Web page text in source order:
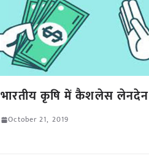
भारतीय कृषि में कैशलेस लेनदेन
October 21, 2019